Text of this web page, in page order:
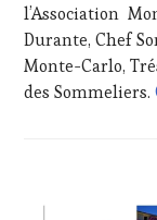
l’Association
Durante, Chef
Monte-Carlo,
des Sommeliers.
CLUB